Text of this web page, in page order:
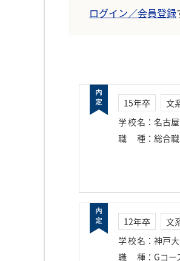
ログイン／会員登録
15年卒 文
学校名 ： 名古
職種 ： 総合職
12年卒 文
学校名 ： 神戸
職種 ： Gコー